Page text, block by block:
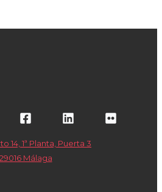
14, 1ª Planta, Puerta 3
29016 Málaga